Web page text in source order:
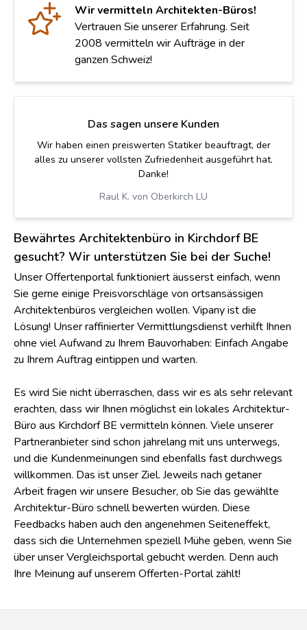
Bewährtes Architektenbüro in Kirchdorf BE
gesucht? Wir unterstützen Sie bei der Suche!
Unser Offertenportal funktioniert äusserst einfach, wenn
Sie gerne einige Preisvorschläge von ortsansässigen
Architektenbüros vergleichen wollen. Vipany ist die
Lösung! Unser raffinierter Vermittlungsdienst verhilft Ihnen
ohne viel Aufwand zu Ihrem Bauvorhaben: Einfach Angabe
zu Ihrem Auftrag eintippen und warten.
Es wird Sie nicht überraschen, dass wir es als sehr relevant
erachten, dass wir Ihnen möglichst ein lokales Architektur-
Büro aus Kirchdorf BE vermitteln können. Viele unserer
Partneranbieter sind schon jahrelang mit uns unterwegs,
und die Kundenmeinungen sind ebenfalls fast durchwegs
willkommen. Das ist unser Ziel. Jeweils nach getaner
Arbeit fragen wir unsere Besucher, ob Sie das gewählte
Architektur-Büro schnell bewerten würden. Diese
Feedbacks haben auch den angenehmen Seiteneffekt,
dass sich die Unternehmen speziell Mühe geben, wenn Sie
über unser Vergleichsportal gebucht werden. Denn auch
Ihre Meinung auf unserem Offerten-Portal zählt!
Wir vermitteln Architekten-Büros!
Vertrauen Sie unserer Erfahrung. Seit
2008 vermitteln wir Aufträge in der
ganzen Schweiz!
Das sagen unsere Kunden
Wir haben einen preiswerten Statiker beauftragt, der
alles zu unserer vollsten Zufriedenheit ausgeführt hat.
Danke!
Raul K. von Oberkirch LU